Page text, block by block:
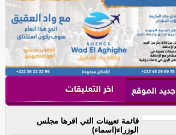
جديد الموقع اخر التعليقات
قائمة تعيينات التي اقرها مجلس
الوزراء(اسماء)